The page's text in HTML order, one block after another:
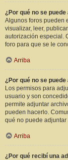
¿Por qué no se
Algunos foros pueden
visualizar, leer,
autorización especial.
foro para que se le
Arriba
¿Por qué no se
Los permisos para
usuario y son
permite adjuntar
pueden hacerlo.
qué no puede adjuntar
Arriba
¿Por qué recibí una